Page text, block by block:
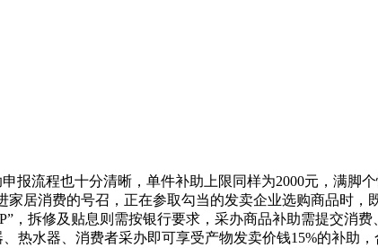
流程也十分清晰，单件补助上限同样为2000元，满脚
居消费的号召，正在参取勾当的发卖企业选购商品时
，拆修及贴息则需按银行要求，采办商品补助需提交消
热水器、消费者采办即可享受产物发卖价钱15%的补助